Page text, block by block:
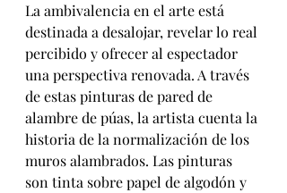
La ambivalencia en el arte está
destinada a desalojar, revelar lo real
percibido y ofrecer al espectador
una perspectiva renovada. A través
de estas pinturas de pared de
alambre de púas, la artista cuenta la
historia de la normalización de los
muros alambrados. Las pinturas
son tinta sobre papel de algodón y